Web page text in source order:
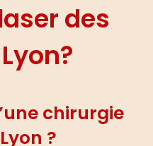
des
chirurgie
?